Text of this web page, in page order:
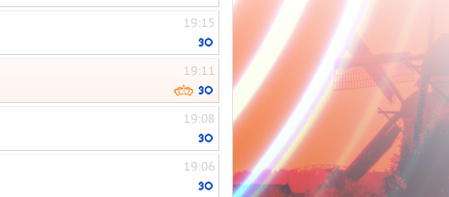
19:15
19:11
19:08
19:06